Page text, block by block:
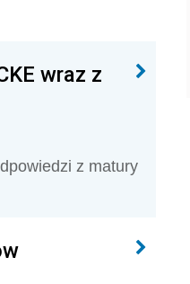
wraz z
z matury